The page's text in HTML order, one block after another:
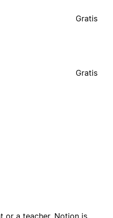
Gratis
Gratis